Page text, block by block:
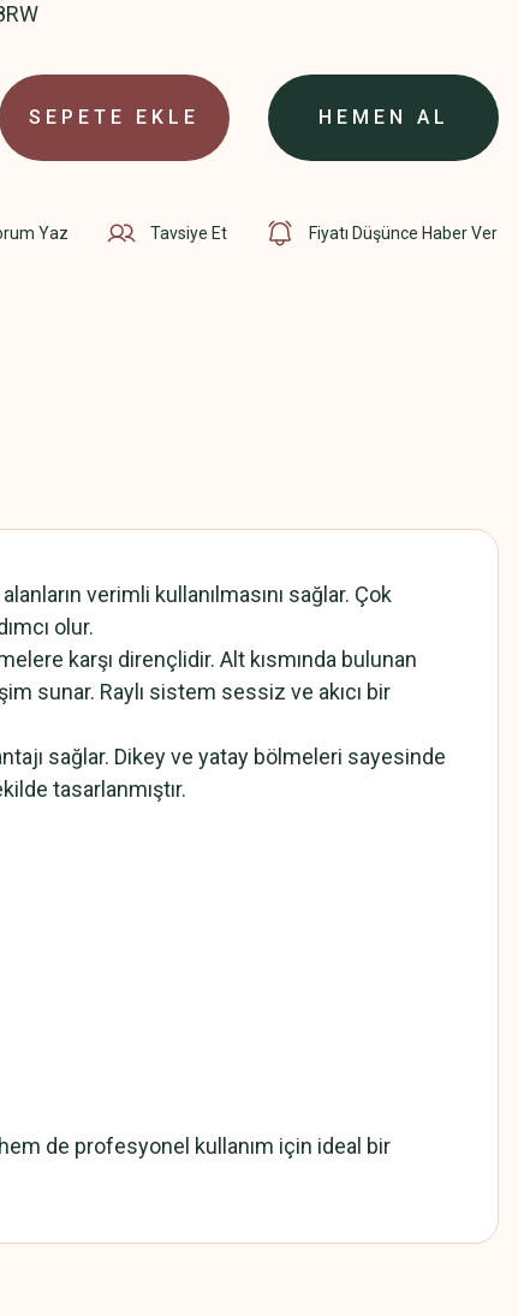
SEPETE EKLE HEMEN AL
Yaz Tavsiye Et Fiyatı Düşünce Haber Ver
verimli kullanılmasını sağlar. Çok
olur.
karşı dirençlidir. Alt kısmında bulunan
sunar. Raylı sistem sessiz ve akıcı bir
sağlar. Dikey ve yatay bölmeleri sayesinde
tasarlanmıştır.
de profesyonel kullanım için ideal bir